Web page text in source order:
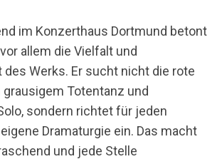
im Konzerthaus Dortmund betont
allem die Vielfalt und
Werks. Er sucht nicht die rote
Totentanz und
sondern richtet für jeden
Dramaturgie ein. Das macht
und jede Stelle